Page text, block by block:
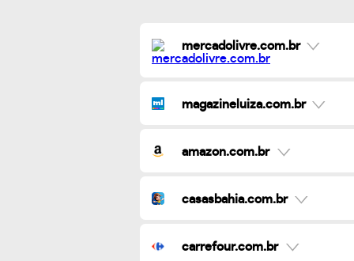
mercadolivre.com.br
magazineluiza.com.br
amazon.com.br
casasbahia.com.br
carrefour.com.br